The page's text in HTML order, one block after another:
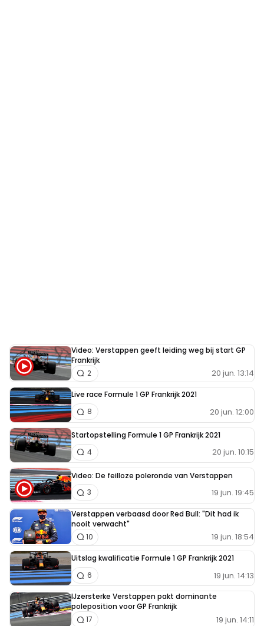
Video: Verstappen geeft leiding weg bij start GP
Frankrijk
20 jun. 13:14
2
Live race Formule 1 GP Frankrijk 2021
20 jun. 12:00
8
Startopstelling Formule 1 GP Frankrijk 2021
20 jun. 10:15
4
Video: De feilloze poleronde van Verstappen
19 jun. 19:45
3
Verstappen verbaasd door Red Bull: "Dit had ik
nooit verwacht"
19 jun. 18:54
10
Uitslag kwalificatie Formule 1 GP Frankrijk 2021
19 jun. 14:13
6
IJzersterke Verstappen pakt dominante
poleposition voor GP Frankrijk
19 jun. 14:11
17